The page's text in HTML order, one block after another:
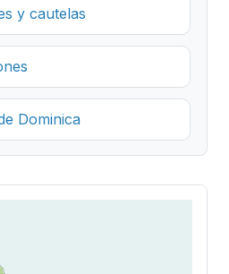
y cautelas
Dominica